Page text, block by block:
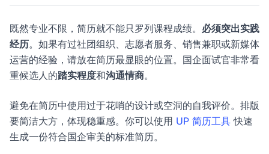
既然专业不限，简历就不能只罗列课程成绩。 必须突出实践
经历。如果有过社团组织、志愿者服务、销售兼职或新媒体
运营的经验，请放在简历最显眼的位置。国企面试官非常看
重候选人的踏实程度和沟通情商。
避免在简历中使用过于花哨的设计或空洞的自我评价。排版
要简洁大方，体现稳重感。你可以使用 UP 简历工具 快速
生成一份符合国企审美的标准简历。